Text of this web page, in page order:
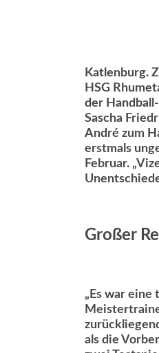
Katlenburg.
HSG
der
Sascha
André zum
erstmals
Februar.
Großer
„Es war eine
als die